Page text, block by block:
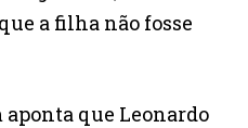
a filha não fosse
que Leonardo